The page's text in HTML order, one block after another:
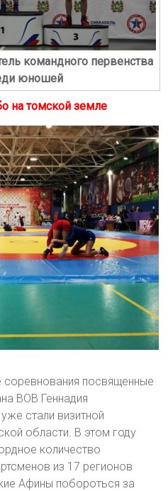
командного первенства
юношей
на томской земле
посвященные
ВОВ Геннадия
стали визитной
области. В этом году
количество
из 17 регионов
Афины побороться за